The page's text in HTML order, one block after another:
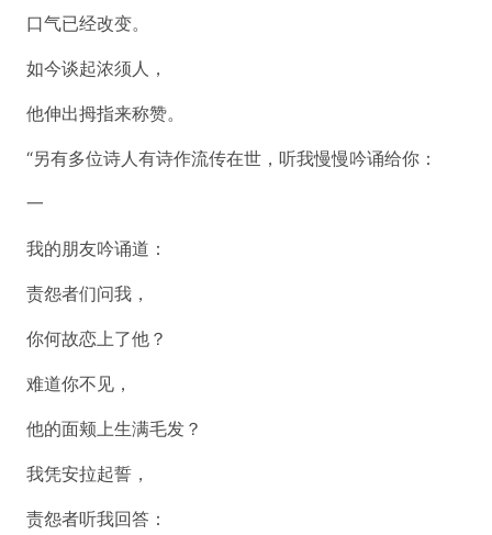
口气已经改变。
如今谈起浓须人，
他伸出拇指来称赞。
“另有多位诗人有诗作流传在世，听我慢慢吟诵给你：
一
我的朋友吟诵道：
责怨者们问我，
你何故恋上了他？
难道你不见，
他的面颊上生满毛发？
我凭安拉起誓，
责怨者听我回答：